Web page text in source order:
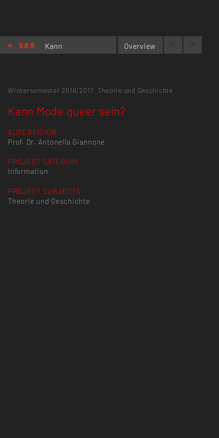
Kann
Overview
Wintersemester 2016/2017, Theorie und Geschichte
Kann Mode queer sein?
SUPERVISION
Prof. Dr. Antonella Giannone
PROJECT CATEGORY
Information
PROJECT SUBJECTS
Theorie und Geschichte